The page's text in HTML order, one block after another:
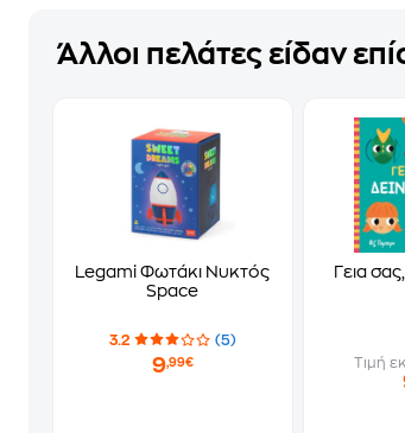
Άλλοι πελάτες είδαν
Legami Φωτάκι Νυκτός
Space
3.2 (5)
9,99€
Γεια
Τιμή